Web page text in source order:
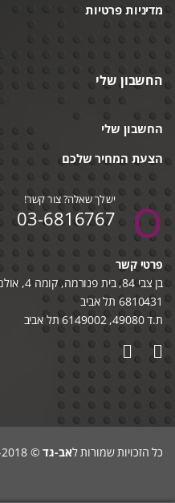
מדיניות פרטיות
החשבון שלי
החשבון שלי
הצעת המחיר שלכם
יש לך שאלה? צור קשר!
03-6816767
פרטי קשר
בן צבי 84, בית פנורמה, קומה 4, אולם 404
6810431 תל אביב
ת.ד 49080, 6149002 תל אביב
כל הזכויות שמורות לאב-גד© 2001-2018 - מערכות מתח נמוך מתקדמות